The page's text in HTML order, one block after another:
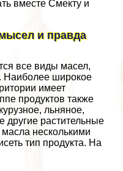
вместе Смекту и
и правда
все виды масел,
Наиболее широкое
имеет
продуктов также
льняное,
другие растительные
несколькими
тип продукта. На